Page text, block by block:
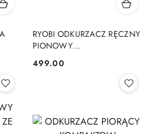
RYOBI ODKURZACZ RĘCZNY
PIONOWY
AKUMULATOROWY 18V
Cena:
499.00